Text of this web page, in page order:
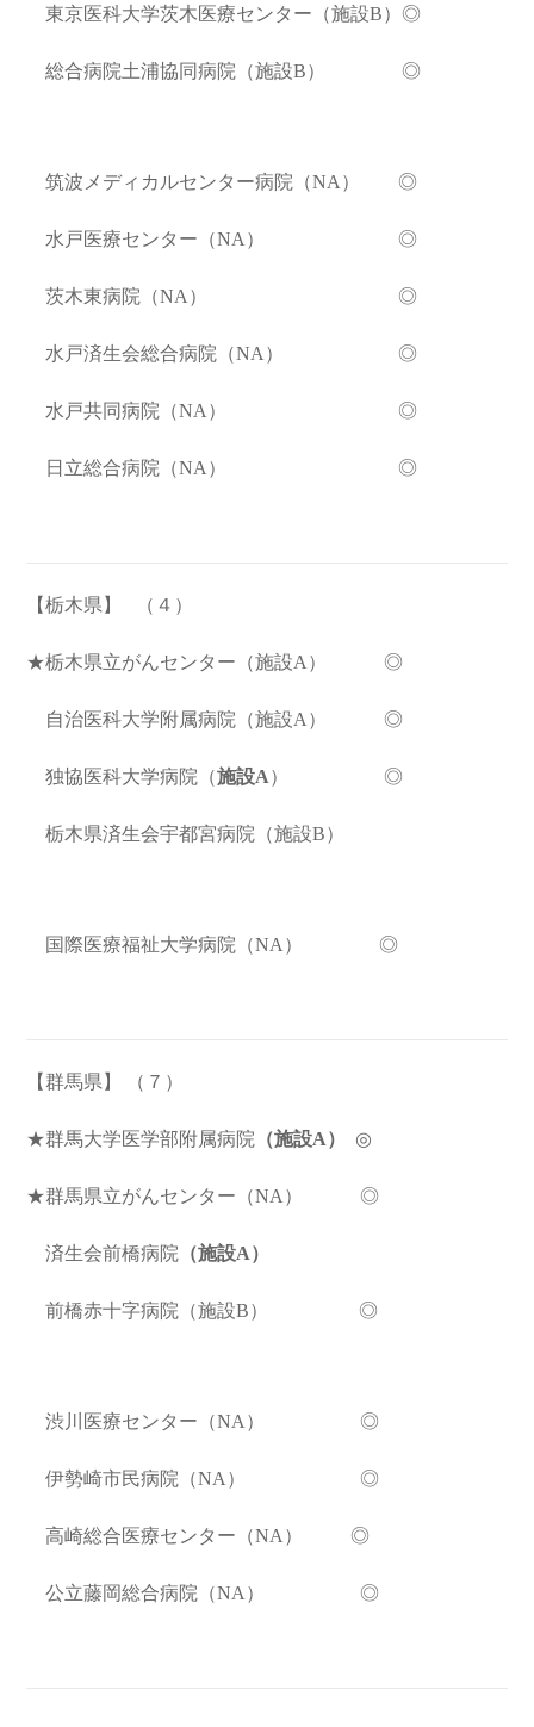
東京医科大学茨木医療センター（施設B）◎
総合病院土浦協同病院（施設B） ◎
筑波メディカルセンター病院 （NA）◎
水戸医療センター（NA） ◎
茨木東病院（NA） ◎
水戸済生会総合病院（NA） ◎
水戸共同病院（NA） ◎
日立総合病院（NA） ◎
【栃木県】 （４）
★栃木県立がんセンター（施設A） ◎
自治医科大学附属病院 （施設A） ◎
独協医科大学病院（施設A） ◎
栃木県済生会宇都宮病院（施設B）
国際医療福祉大学病院（NA） ◎
【群馬県】 （７）
★群馬大学医学部附属病院 （施設A） ◎
★群馬県立がんセンター（NA） ◎
済生会前橋病院 （施設A）
前橋赤十字病院（施設B） ◎
渋川医療センター （NA） ◎
伊勢崎市民病院（NA） ◎
高崎総合医療センター （NA） ◎
公立藤岡総合病院（NA） ◎